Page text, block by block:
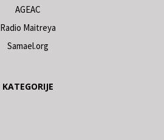
AGEAC
Radio Maitreya
Samael.org
KATEGORIJE